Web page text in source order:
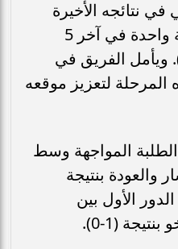
في نتائجه الأخيرة
حيث لم يتلقَّ سوى هزيمة واحدة في آخر 5
ويأمل الفريق في
المرحلة لتعزيز موقعه
المواجهة وسط
بنتيجة
الأول بين
(1-0).